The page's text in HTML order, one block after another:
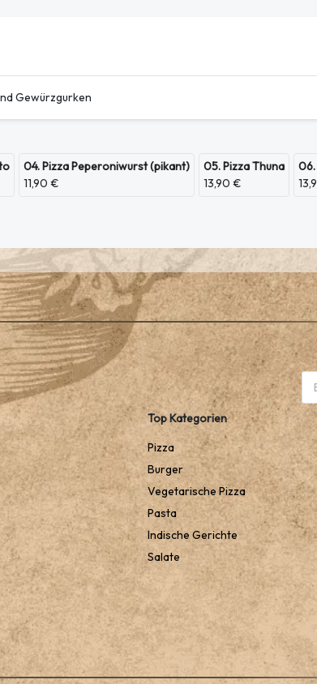
Gewürzgurken
04. Pizza Peperoniwurst (pikant)
11,90 €
05. Pizza Thuna
13,90 €
06.
Top Kategorien
Pizza
Burger
Vegetarische Pizza
Pasta
Indische Gerichte
Salate